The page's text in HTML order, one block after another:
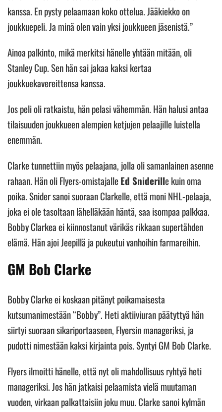
kanssa. En pysty pelaamaan koko ottelua. Jääkiekko on
joukkuepeli. Ja minä olen vain yksi joukkueen jäsenistä.”
Ainoa palkinto, mikä merkitsi hänelle yhtään mitään, oli
Stanley Cup. Sen hän sai jakaa kaksi kertaa
joukkuekavereittensa kanssa.
Jos peli oli ratkaistu, hän pelasi vähemmän. Hän halusi antaa
tilaisuuden joukkueen alempien ketjujen pelaajille luistella
enemmän.
Clarke tunnettiin myös pelaajana, jolla oli samanlainen asenne
rahaan. Hän oli Flyers-omistajalleEd Sniderille kuin oma
poika. Snider sanoi suoraan Clarkelle, että moni NHL-pelaaja,
joka ei ole tasoltaan lähelläkään häntä, saa isompaa palkkaa.
Bobby Clarkea ei kiinnostanut värikäs rikkaan supertähden
elämä. Hän ajoi Jeepillä ja pukeutui vanhoihin farmareihin.
GM Bob Clarke
Bobby Clarke ei koskaan pitänyt poikamaisesta
kutsumanimestään “Bobby”. Heti aktiiviuran päätyttyä hän
siirtyi suoraan sikariportaaseen, Flyersin manageriksi, ja
pudotti nimestään kaksi kirjainta pois. Syntyi GM Bob Clarke.
Flyers ilmoitti hänelle, että nyt oli mahdollisuus ryhtyä heti
manageriksi. Jos hän jatkaisi pelaamista vielä muutaman
vuoden, virkaan palkattaisiin joku muu. Clarke sanoi kylmän